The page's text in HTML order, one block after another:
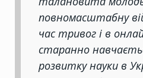
повномасштабну
час тривог і в
старанно
розвитку науки в